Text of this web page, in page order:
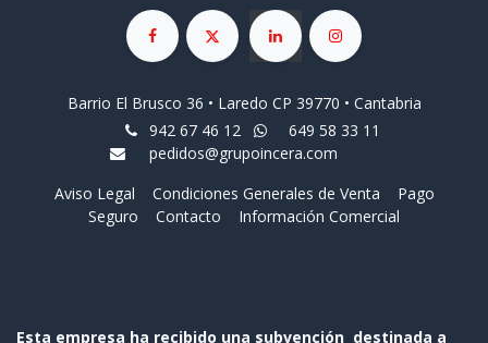
Barrio El Brusco 36 • Laredo CP 39770 • Cantabria
942 67 46 12
649 58 33 11
pedidos@grupoincera.com
Aviso Legal
Condiciones Generales de Venta
Pago
Seguro
Contacto Información Comercial
Esta empresa ha recibido una subvención destinada a